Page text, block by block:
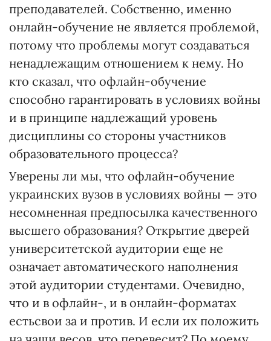
преподавателей. Собственно, именно
онлайн-обучение не является проблемой,
потому что проблемы могут создаваться
ненадлежащим отношением к нему. Но
кто сказал, что офлайн-обучение
способно гарантировать в условиях войны
и в принципе надлежащий уровень
дисциплины со стороны участников
образовательного процесса?
Уверены ли мы, что офлайн-обучение
украинских вузов в условиях войны — это
несомненная предпосылка качественного
высшего образования? Открытие дверей
университетской аудитории еще не
означает автоматического наполнения
этой аудитории студентами. Очевидно,
что и в офлайн-, и в онлайн-форматах
естьсвои за и против. И если их положить